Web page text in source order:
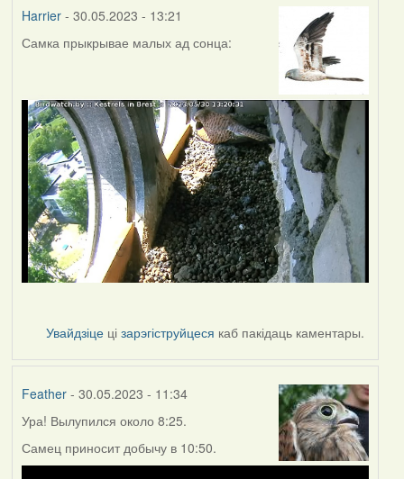
Harrier- 30.05.2023 - 13:21
Самка прыкрывае малых ад сонца:
Увайдзіце цізарэгіструйцеся каб пакідаць каментары.
Feather- 30.05.2023 - 11:34
Ура! Вылупился около 8:25.
Самец приносит добычу в 10:50.